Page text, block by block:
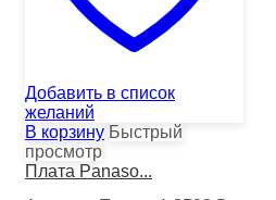
Добавить в список
желаний
В корзину Быстрый
просмотр
Плата Panaso...